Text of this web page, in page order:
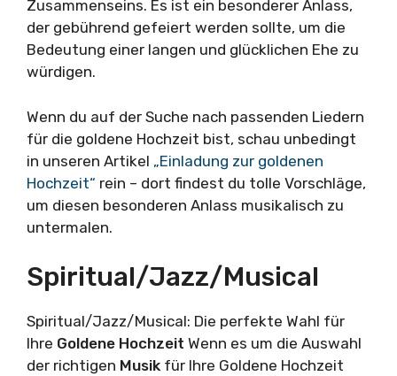
Zusammenseins. Es ist ein besonderer Anlass,
der gebührend gefeiert werden sollte, um die
Bedeutung einer langen und glücklichen Ehe zu
würdigen.
Wenn du auf der Suche nach passenden Liedern
für die goldene Hochzeit bist, schau unbedingt
in unseren Artikel „Einladung zur goldenen
Hochzeit“ rein – dort findest du tolle Vorschläge,
um diesen besonderen Anlass musikalisch zu
untermalen.
Spiritual/Jazz/Musical
Spiritual/Jazz/Musical: Die perfekte Wahl für
Ihre Goldene Hochzeit Wenn es um die Auswahl
der richtigen Musik für Ihre Goldene Hochzeit